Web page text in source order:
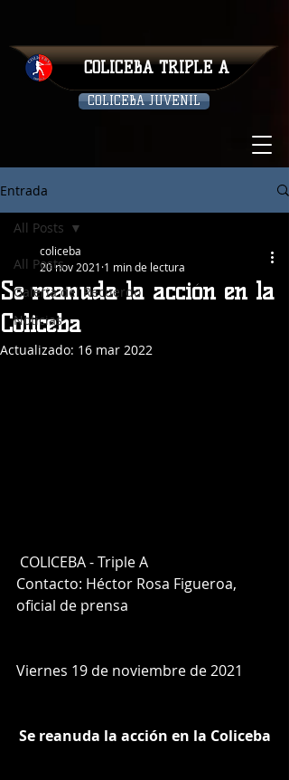
COLICEBA JUVENIL
COLICEBA TRIPLE A
Entrada
All Posts
Galeria del Recuerdo
Noticias
All Posts
Se reanuda la acción en la
Coliceba
coliceba
20 nov 2021 1 min de lectura
Actualizado: 16 mar 2022
COLICEBA - Triple A
Contacto: Héctor Rosa Figueroa,
oficial de prensa
Viernes 19 de noviembre de 2021
Se reanuda la acción en la Coliceba